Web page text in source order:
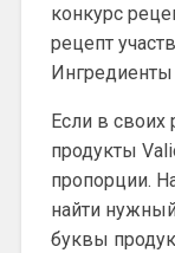
конкурс
рецепт
Ингредиенты
Если в своих
продукты
пропорции.
найти
буквы